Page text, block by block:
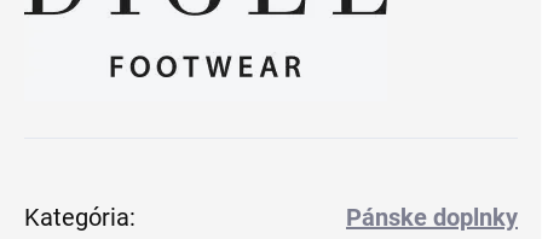
Kategória: Pánske doplnky